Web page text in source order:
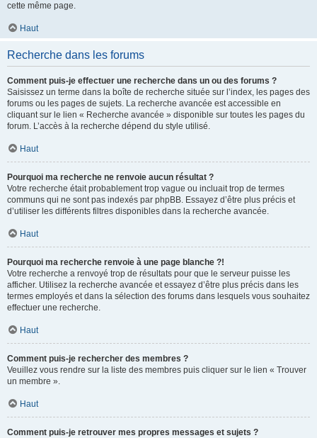
cette même page.
Haut
Recherche dans les forums
Comment puis-je effectuer une recherche dans un ou des forums ?
Saisissez un terme dans la boîte de recherche située sur l’index, les pages des
forums ou les pages de sujets. La recherche avancée est accessible en
cliquant sur le lien « Recherche avancée » disponible sur toutes les pages du
forum. L’accès à la recherche dépend du style utilisé.
Haut
Pourquoi ma recherche ne renvoie aucun résultat ?
Votre recherche était probablement trop vague ou incluait trop de termes
communs qui ne sont pas indexés par phpBB. Essayez d’être plus précis et
d’utiliser les différents filtres disponibles dans la recherche avancée.
Haut
Pourquoi ma recherche renvoie à une page blanche ?!
Votre recherche a renvoyé trop de résultats pour que le serveur puisse les
afficher. Utilisez la recherche avancée et essayez d’être plus précis dans les
termes employés et dans la sélection des forums dans lesquels vous souhaitez
effectuer une recherche.
Haut
Comment puis-je rechercher des membres ?
Veuillez vous rendre sur la liste des membres puis cliquer sur le lien « Trouver
un membre ».
Haut
Comment puis-je retrouver mes propres messages et sujets ?